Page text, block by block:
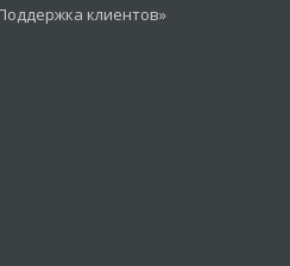
клиентов»